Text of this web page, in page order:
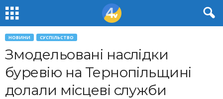
НОВИНИ СУСПІЛЬСТВО
Змодельовані наслідки
буревію на Тернопільщині
долали місцеві служби